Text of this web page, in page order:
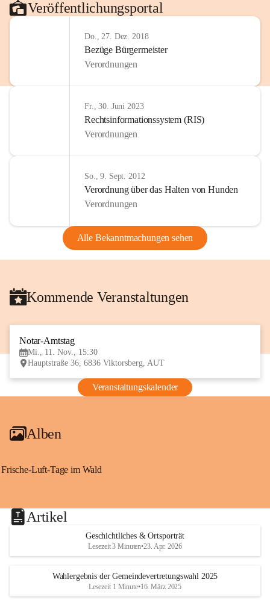
Veröffentlichungsportal
Do., 27. Dez. 2018
Bezüge Bürgermeister
Verordnungen
Fr., 30. Juni 2023
Rechtsinformationssystem (RIS)
Verordnungen
So., 9. Sept. 2012
Verordnung über das Halten von Hunden
Verordnungen
Alle Bekanntmachungen sehen
Kommende Veranstaltungen
Notar-Amtstag
Mi., 11. Nov., 15:30
Hauptstraße 36, 6836 Viktorsberg, AUT
Veranstaltungskalender
Alben
Frische-Luft-Tage im Wald
Artikel
Geschichtliches & Ortsporträt
Lesezeit 3 Minuten•23. Apr. 2026
Wahlergebnis der Gemeindevertretungswahl 2025
Lesezeit 1 Minute•16. März 2025